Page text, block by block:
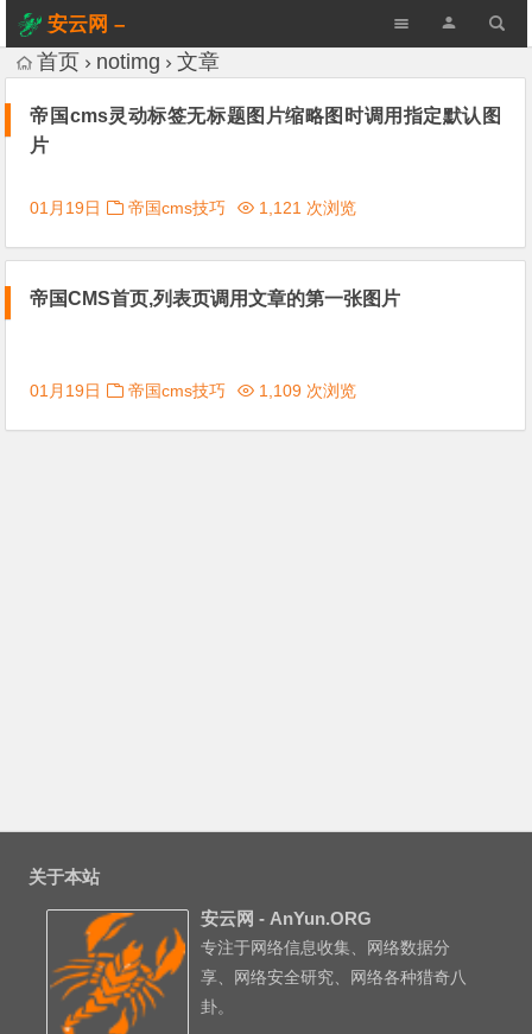
安云网 –
AnYun.ORG
首页 notimg 文章
帝国cms灵动标签无标题图片缩略图时调用指定默认图
片
01月19日 帝国cms技巧 1,121 次浏览
帝国CMS首页,列表页调用文章的第一张图片
01月19日 帝国cms技巧 1,109 次浏览
关于本站
安云网 - AnYun.ORG
专注于网络信息收集、网络数据分
享、网络安全研究、网络各种猎奇八
卦。